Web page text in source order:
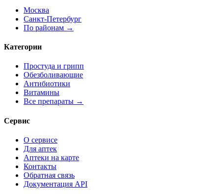
Москва
Санкт-Петербург
По районам →
Категории
Простуда и грипп
Обезболивающие
Антибиотики
Витамины
Все препараты →
Сервис
О сервисе
Для аптек
Аптеки на карте
Контакты
Обратная связь
Документация API